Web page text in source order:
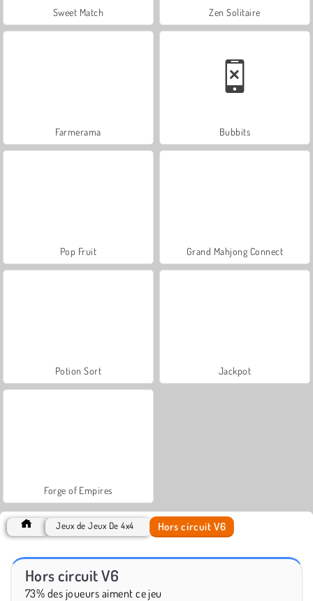
Sweet Match Zen Solitaire
Farmerama Bubbits
Pop Fruit Grand Mahjong Connect
Potion Sort Jackpot
Forge of Empires
Jeux de Jeux De 4x4 Hors circuit V6
Hors circuit V6
73% des joueurs aiment ce jeu